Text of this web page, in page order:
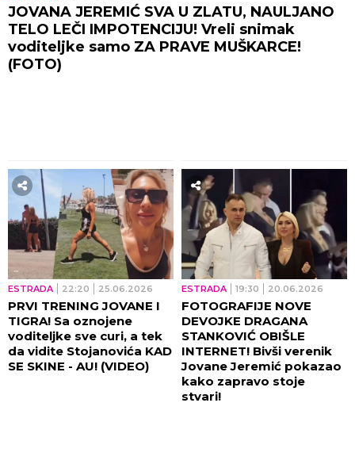
JOVANA JEREMIĆ SVA U ZLATU, NAULJANO
TELO LEČI IMPOTENCIJU! Vreli snimak
voditeljke samo ZA PRAVE MUŠKARCE!
(FOTO)
ESTRADA 22:20 25.06.2026
PRVI TRENING JOVANE I
TIGRA! Sa oznojene
voditeljke sve curi, a tek
da vidite Stojanovića KAD
SE SKINE - AU! (VIDEO)
ESTRADA 19:30 20.06.2026
FOTOGRAFIJE NOVE
DEVOJKE DRAGANA
STANKOVIĆ OBIŠLE
INTERNET! Bivši verenik
Jovane Jeremić pokazao
kako zapravo stoje
stvari!